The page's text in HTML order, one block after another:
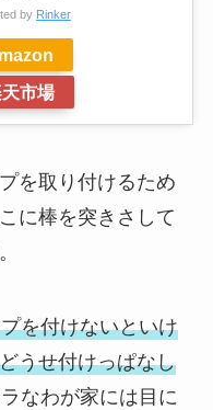
by Rinker
市場
を取り付けるため
に棒を突きさして
を付けないといけ
うせ付けっぱなし
なわが家には目に